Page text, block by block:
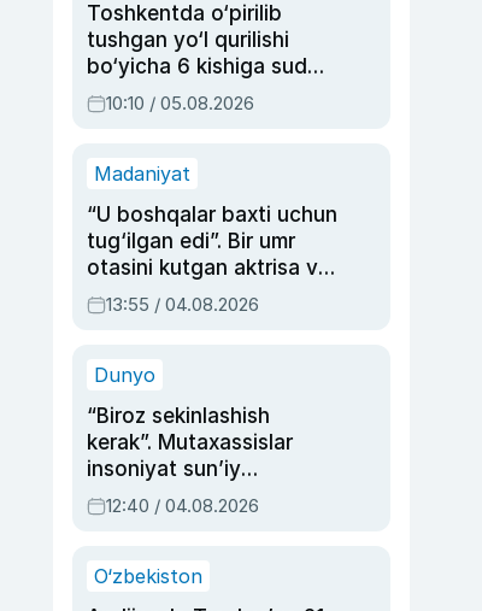
Toshkentda o‘pirilib
tushgan yo‘l qurilishi
bo‘yicha 6 kishiga sud
hukmi o‘qildi
10:10 / 05.08.2026
Madaniyat
“U boshqalar baxti uchun
tug‘ilgan edi”. Bir umr
otasini kutgan aktrisa va
dublyaj ustasi Rimma
Ahmedovaning
13:55 / 04.08.2026
Dunyo
“Biroz sekinlashish
kerak”. Mutaxassislar
insoniyat sun’iy
intellektni boshqara
olmay qolishidan xavotir
12:40 / 04.08.2026
O‘zbekiston